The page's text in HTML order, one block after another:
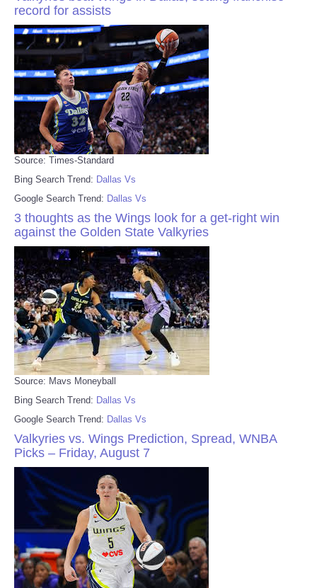
record for assists
Source: Times-Standard
Bing Search Trend: Dallas Vs
Google Search Trend: Dallas Vs
3 thoughts as the Wings look for a get-right win
against the Golden State Valkyries
Source: Mavs Moneyball
Bing Search Trend: Dallas Vs
Google Search Trend: Dallas Vs
Valkyries vs. Wings Prediction, Spread, WNBA
Picks – Friday, August 7